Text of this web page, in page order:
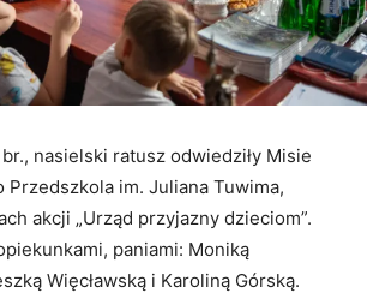
nasielski ratusz odwiedziły Misie
Przedszkola im. Juliana Tuwima,
akcji „Urząd przyjazny dzieciom”.
paniami: Moniką
Więcławską i Karoliną Górską.